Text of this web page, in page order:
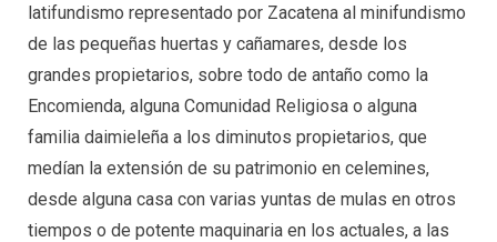
latifundismo representado por Zacatena al minifundismo
de las pequeñas huertas y cañamares, desde los
grandes propietarios, sobre todo de antaño como la
Encomienda, alguna Comunidad Religiosa o alguna
familia daimieleña a los diminutos propietarios, que
medían la extensión de su patrimonio en celemines,
desde alguna casa con varias yuntas de mulas en otros
tiempos o de potente maquinaria en los actuales, a las